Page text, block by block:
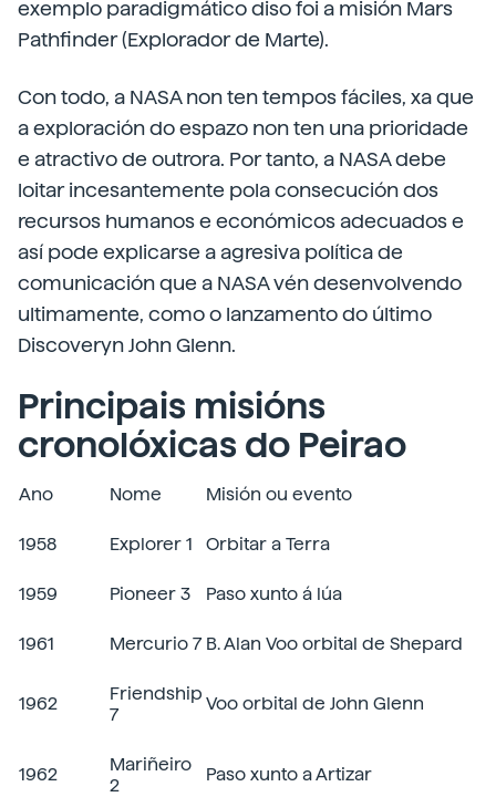
exemplo paradigmático diso foi a misión Mars
Pathfinder (Explorador de Marte).
Con todo, a NASA non ten tempos fáciles, xa que
a exploración do espazo non ten una prioridade
e atractivo de outrora. Por tanto, a NASA debe
loitar incesantemente pola consecución dos
recursos humanos e económicos adecuados e
así pode explicarse a agresiva política de
comunicación que a NASA vén desenvolvendo
ultimamente, como o lanzamento do último
Discoveryn John Glenn.
Principais misións
cronolóxicas do Peirao
Ano Nome Misión ou evento
1958 Explorer 1 Orbitar a Terra
1959 Pioneer 3 Paso xunto á lúa
1961 Mercurio 7 B. Alan Voo orbital de Shepard
1962
Friendship
7
Voo orbital de John Glenn
1962
Mariñeiro
2
Paso xunto a Artizar